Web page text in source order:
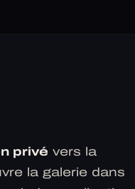
privé vers la
la galerie dans